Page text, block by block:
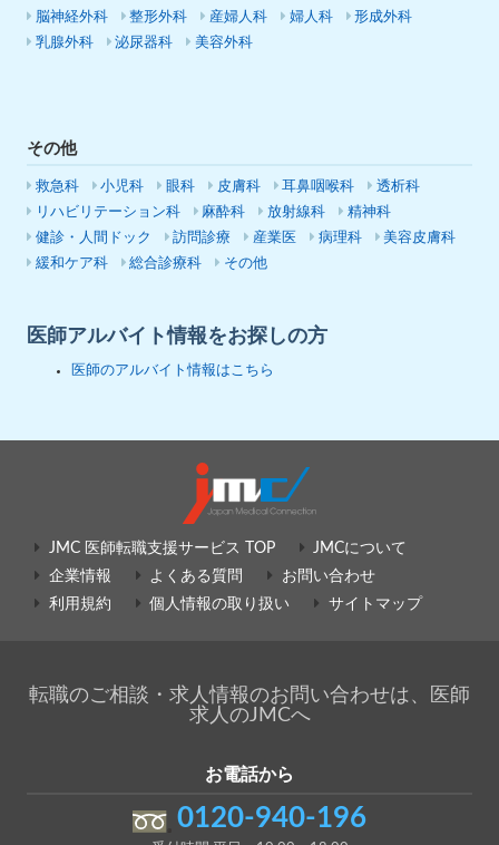
脳神経外科
整形外科 産婦人科 婦人科
形成外科
乳腺外科
泌尿器科 美容外科
その他
救急科 小児科 眼科 皮膚科 耳鼻咽喉科
透析科
リハビリテーション科
麻酔科 放射線科
精神科
健診・人間ドック
訪問診療 産業医 病理科
美容皮膚科
緩和ケア科
総合診療科 その他
医師アルバイト情報をお探しの方
医師のアルバイト情報はこちら
JMC 医師転職支援サービス TOP
JMCについて
企業情報
よくある質問
お問い合わせ
利用規約
個人情報の取り扱い サイトマップ
転職のご相談・求人情報のお問い合わせは、医師
求人のJMCへ
お電話から
0120-940-196